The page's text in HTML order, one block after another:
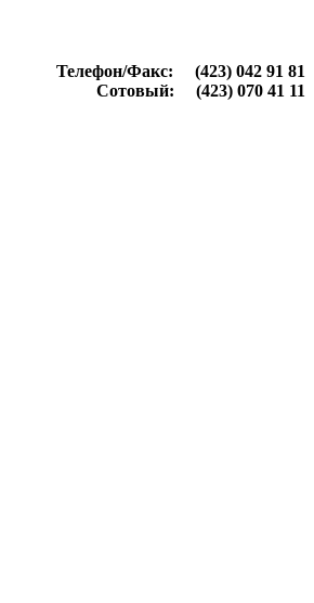
Телефон/Факс: (423) 042 91 81
Сотовый: (423) 070 41 11